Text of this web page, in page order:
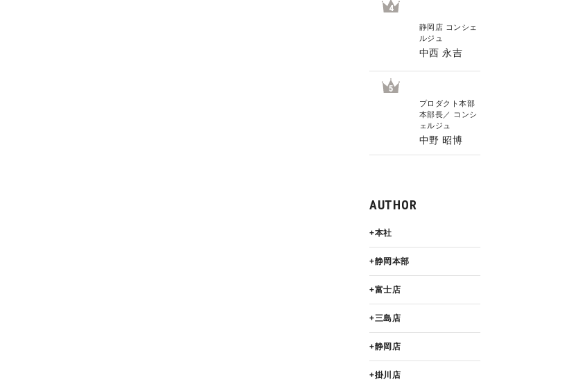
4
静岡店 コンシェ
ルジュ
中西 永吉
5
プロダクト本部
本部長／ コンシ
ェルジュ
中野 昭博
AUTHOR
本社
静岡本部
富士店
三島店
静岡店
掛川店